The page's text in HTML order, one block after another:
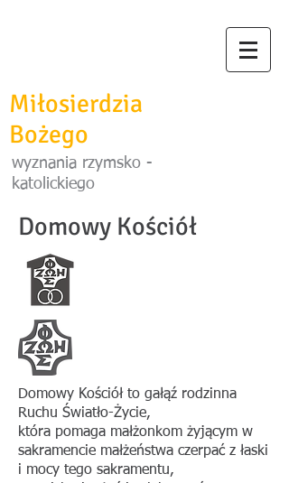
Miłosierdzia
Bożego
wyznania rzymsko -
katolickiego
Domowy Kościół
Domowy Kościół to gałąź rodzinna
Ruchu Światło-Życie,
która pomaga małżonkom żyjącym w
sakramencie małżeństwa czerpać z łaski
i mocy tego sakramentu,